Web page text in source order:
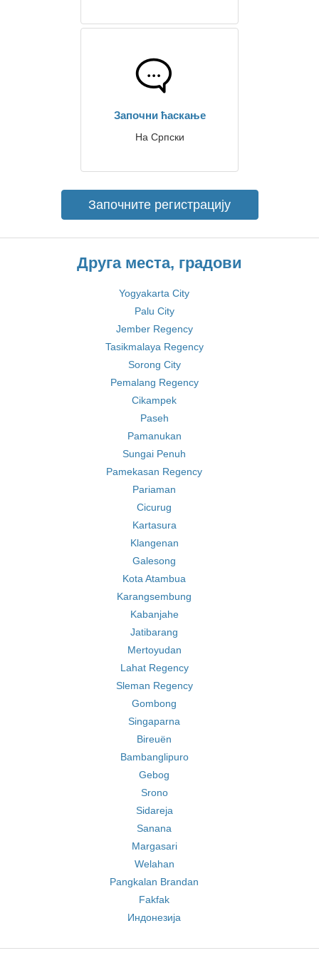
Започни ћаскање
На Српски
Започните регистрацију
Друга места, градови
Yogyakarta City
Palu City
Jember Regency
Tasikmalaya Regency
Sorong City
Pemalang Regency
Cikampek
Paseh
Pamanukan
Sungai Penuh
Pamekasan Regency
Pariaman
Cicurug
Kartasura
Klangenan
Galesong
Kota Atambua
Karangsembung
Kabanjahe
Jatibarang
Mertoyudan
Lahat Regency
Sleman Regency
Gombong
Singaparna
Bireuën
Bambanglipuro
Gebog
Srono
Sidareja
Sanana
Margasari
Welahan
Pangkalan Brandan
Fakfak
Индонезија